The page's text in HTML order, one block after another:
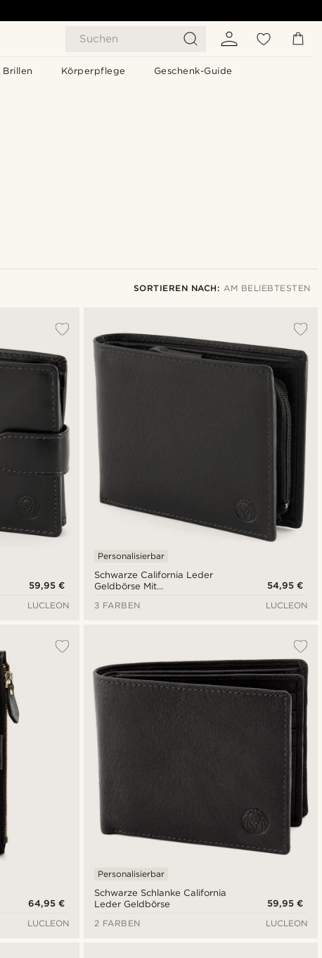
Suchen
Brillen Körperpflege Geschenk-Guide
SORTIEREN NACH: AM BELIEBTESTEN
Neuste
Niedrigster Preis
59,95 €
LUCLEON
Schwarze California Leder
Geldbörse Mit
Personalisierbar
54,95 €
3 FARBEN
LUCLEON
64,95 €
LUCLEON
Schwarze Schlanke California
Leder Geldbörse
Personalisierbar
59,95 €
2 FARBEN
LUCLEON